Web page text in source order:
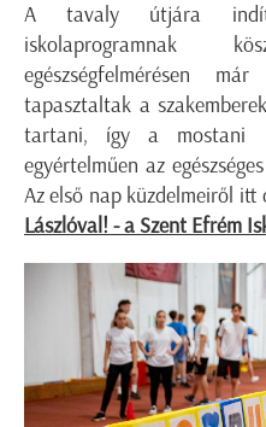
A tavaly útjára
iskolaprogramnak
egészségfelmérésen
tapasztaltak a
tartani, így a mostani
egyértelműen az
Az első nap küzdelmeiről itt
Lászlóval! - a Szent Efrém